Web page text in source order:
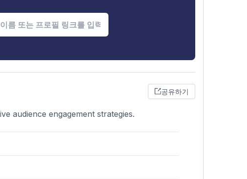
공유하기
audience engagement strategies.